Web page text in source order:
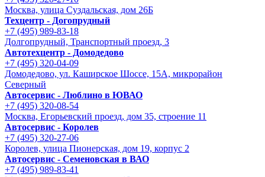
Москва, улица Суздальская, дом 26Б
Техцентр - Догопрудный
+7 (495) 989-83-18
Долгопрудный, Транспортный проезд, 3
Автотехцентр - Домодедово
+7 (495) 320-04-09
Домодедово, ул. Каширское Шоссе, 15А, микрорайон
Северный
Автосервис - Люблино в ЮВАО
+7 (495) 320-08-54
Москва, Егорьевский проезд, дом 35, строение 11
Автосервис - Королев
+7 (495) 320-27-06
Королев, улица Пионерская, дом 19, корпус 2
Автосервис - Семеновская в ВАО
+7 (495) 989-83-41